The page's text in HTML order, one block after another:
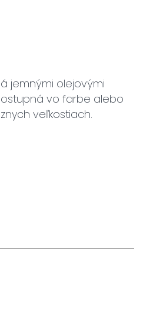
jemnými olejovými
vo farbe alebo
veľkostiach.